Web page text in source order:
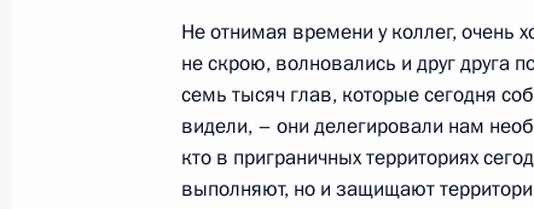
21 апреля, вторник
Встреча с представителями
21 апреля 2026 года, 16:40 Московская
Не отнимая времени у коллег, очень
не скрою, волновались и друг друга
семь тысяч глав, которые сегодня
видели, – они делегировали нам
кто в приграничных территориях
выполняют, но и защищают